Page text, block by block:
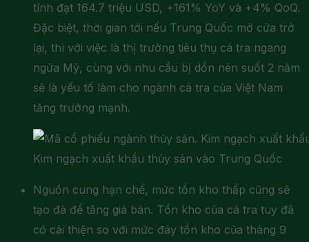
tính đạt 164.7 triệu USD, +161% YoY và +4% QoQ.
Đặc biệt, thời gian tới nếu Trung Quốc mở cửa trở
lại, thì với việc là thị trường tiêu thụ cá tra ngang
ngửa Mỹ, cùng với nhu cầu bị dồn nén suốt 2 năm
sẽ là yếu tố làm cho ngành cá tra của Việt Nam
tăng trưởng mạnh.
Kim ngạch xuất khẩu thủy sản vào Trung Quốc
Nguồn cung hạn chế, mức tồn kho thấp cũng sẽ
tạo đà để tăng giá bán. Tồn kho của cá tra tuy đã
có cải thiện so với mức đáy tồn kho của tháng 9